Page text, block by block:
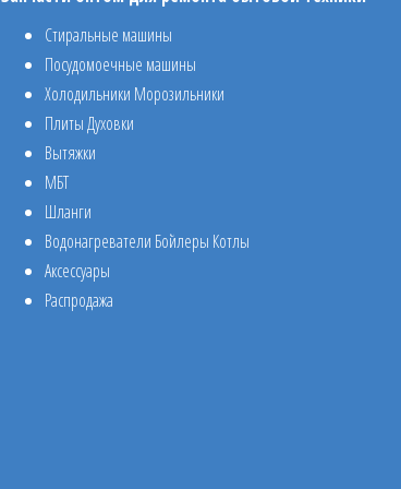
Стиральные машины
Посудомоечные машины
Холодильники Морозильники
Плиты Духовки
Вытяжки
МБТ
Шланги
Водонагреватели Бойлеры Котлы
Аксессуары
Распродажа